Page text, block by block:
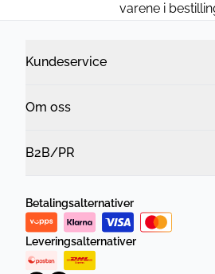
varene i
Kundeservice
Om oss
B2B/PR
Betalingsalternativer
Leveringsalternativer